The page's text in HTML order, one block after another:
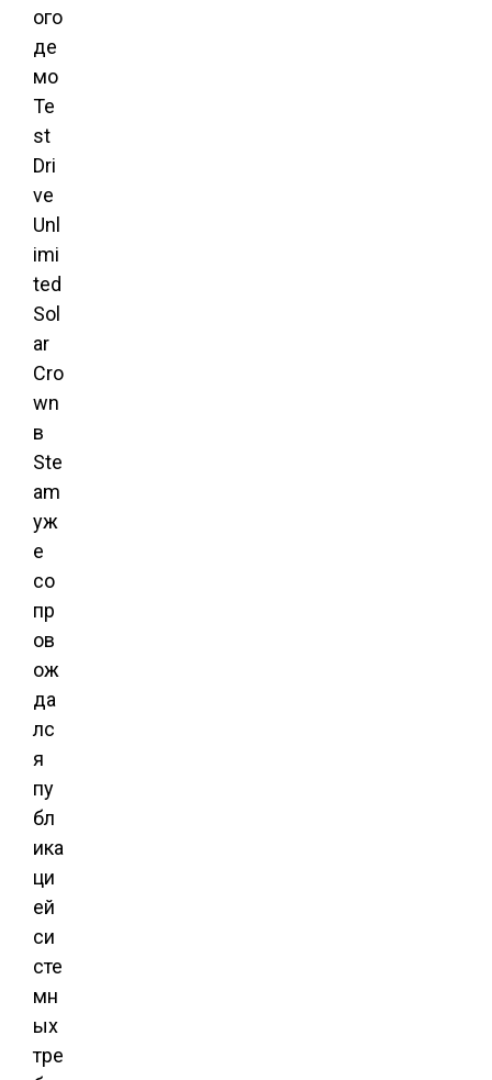
ого
де
мо
Te
st
Dri
ve
Unl
imi
ted
Sol
ar
Cro
wn
в
Ste
am
уж
е
со
пр
ов
ож
да
лс
я
пу
бл
ика
ци
ей
си
сте
мн
ых
тре